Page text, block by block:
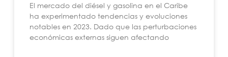
El mercado del diésel y gasolina en el Caribe
ha experimentado tendencias y evoluciones
notables en 2023. Dado que las perturbaciones
económicas externas siguen afectando